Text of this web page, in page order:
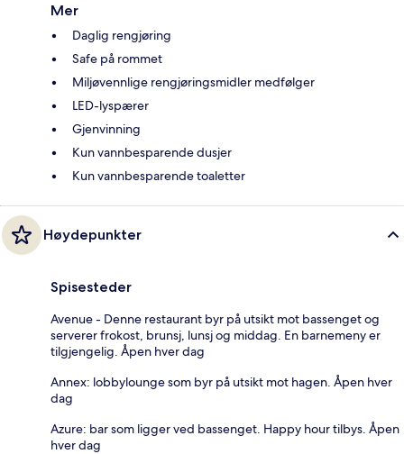
Mer
Daglig rengjøring
Safe på rommet
Miljøvennlige rengjøringsmidler medfølger
LED-lyspærer
Gjenvinning
Kun vannbesparende dusjer
Kun vannbesparende toaletter
Høydepunkter
Spisesteder
Avenue - Denne restaurant byr på utsikt mot bassenget og
serverer frokost, brunsj, lunsj og middag. En barnemeny er
tilgjengelig. Åpen hver dag
Annex: lobbylounge som byr på utsikt mot hagen. Åpen hver
dag
Azure: bar som ligger ved bassenget. Happy hour tilbys. Åpen
hver dag